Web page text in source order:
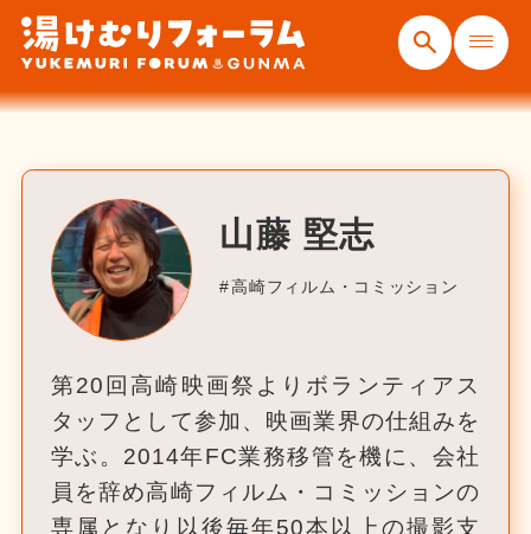
山藤 堅志
高崎フィルム・コミッション
第20回高崎映画祭よりボランティアス
タッフとして参加、映画業界の仕組みを
学ぶ。2014年FC業務移管を機に、会社
員を辞め高崎フィルム・コミッションの
専属となり以後毎年50本以上の撮影支